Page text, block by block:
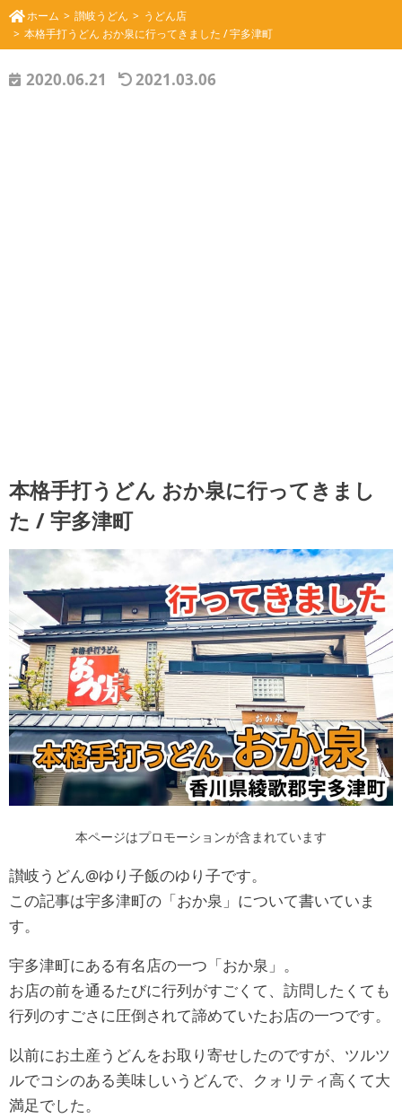
ホーム 讃岐うどん
うどん店
本格手打うどん おか泉に行ってきました / 宇多津町
2020.06.21 2021.03.06
本格手打うどん おか泉に行ってきまし
た / 宇多津町
本ページはプロモーションが含まれています
讃岐うどん@ゆり子飯のゆり子です。
この記事は宇多津町の「おか泉」について書いていま
す。
宇多津町にある有名店の一つ「おか泉」。
お店の前を通るたびに行列がすごくて、訪問したくても
行列のすごさに圧倒されて諦めていたお店の一つです。
以前にお土産うどんをお取り寄せしたのですが、ツルツ
ルでコシのある美味しいうどんで、クォリティ高くて大
満足でした。